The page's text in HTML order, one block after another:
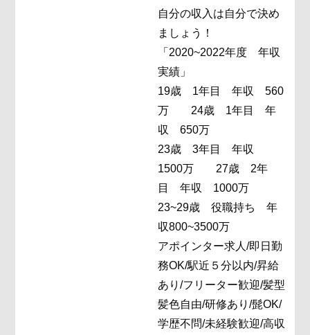
自分の収入は自分で決め
ましょう！
「2020~2022年度 年収
実績」
19歳 1年目 年収 560
万 24歳 1年目 年
収 650万
23歳 3年目 年収
1500万 27歳 2年
目 年収 1000万
23~29歳 役職持ち 年
収800~3500万
アポインター求人/即日勤
務OK/駅近５分以内/昇給
あり/フリーター歓迎/髪型
髪色自由/研修あり/髭OK/
学歴不問/未経験歓迎/高収